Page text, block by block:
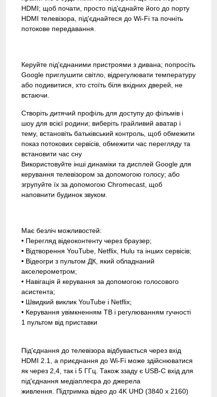
HDMI; щоб почати, просто під'єднайте його до порту
HDMI телевізора, під'єднайтеся до Wi-Fi та почніть
потокове передавання.
Керуйте під'єднаними пристроями з дивана; попросіть
Google приглушити світло, відрегулювати температуру
або подивитися, хто стоїть біля вхідних дверей, не
встаючи.
Створіть дитячий профіль для доступу до фільмів і
шоу для всієї родини; виберіть грайливий аватар і
тему, встановіть батьківський контроль, щоб обмежити
показ потокових сервісів, обмежити час перегляду та
встановити час сну
Використовуйте інші динаміки та дисплей Google для
керування телевізором за допомогою голосу; або
згрупуйте їх за допомогою Chromecast, щоб
наповнити будинок звуком.
Має безліч можливостей:
• Перегляд відеоконтенту через браузер;
• Відтворення YouTube, Netflix, Hulu та інших сервісів;
• Відеогри з пультом ДК, який обладнаний
акселерометром;
• Навігація й керування за допомогою голосового
асистента;
• Швидкий виклик YouTube і Netflix;
• Керування увімкненням ТВ і регулюванням гучності
1 пультом від приставки
Під'єднання до телевізора відбувається через вхід
HDMI 2.1, а приєднання до Wi-Fi може здійснюватися
як через 2,4, так і 5 ГГц. Також ззаду є USB-C вхід для
під'єднання медіаплеєра до джерела
живлення. Підтримка відео до 4K UHD (3840 x 2160)